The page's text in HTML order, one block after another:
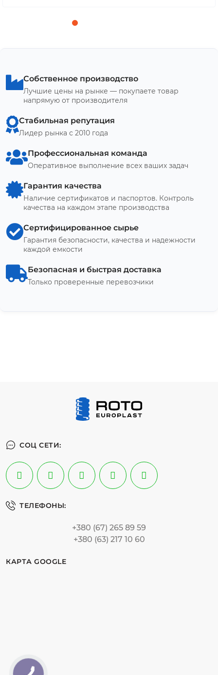
Собственное производство
Лучшие цены на рынке — покупаете товар
напрямую от производителя
Стабильная репутация
Лидер рынка с 2010 года
Профессиональная команда
Оперативное выполнение всех ваших задач
Гарантия качества
Наличие сертификатов и паспортов. Контроль
качества на каждом этапе производства
Сертифицированное сырье
Гарантия безопасности, качества и надежности
каждой емкости
Безопасная и быстрая доставка
Только проверенные перевозчики
СОЦ СЕТИ:
ТЕЛЕФОНЫ:
+380 (67) 265 89 59
+380 (63) 217 10 60
КАРТА GOOGLE